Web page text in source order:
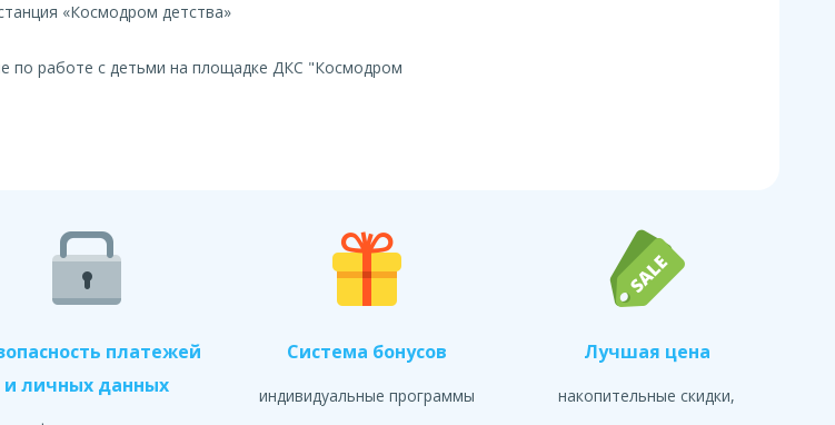
«Космодром детства»
по работе с детьми на площадке ДКС "Космодром
платежей
и личных данных
Система бонусов
индивидуальные программы
Лучшая цена
накопительные скидки,